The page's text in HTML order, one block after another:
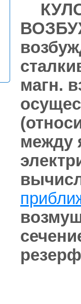
магн.
между